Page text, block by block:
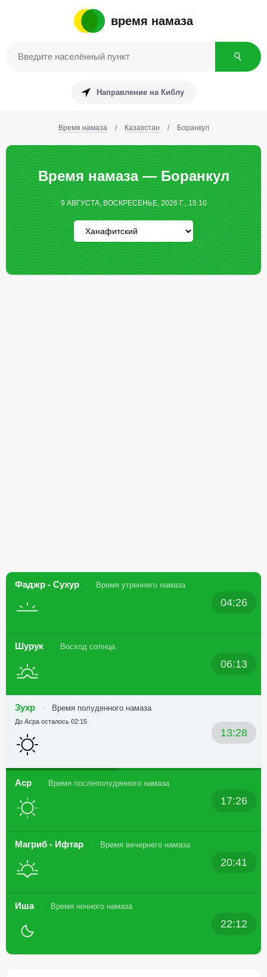
время намаза
Направление на Киблу
Время намаза / Казахстан / Боранкул
Время намаза — Боранкул
9 АВГУСТА, ВОСКРЕСЕНЬЕ, 2026 Г., 15:10
Фаджр - Сухур Время утреннего намаза
04:26
Шурук Восход солнца
06:13
Зухр Время полуденного намаза
13:28
До Асра осталось 02:15
Аср Время послеполуденного намаза
17:26
Магриб - Ифтар Время вечернего намаза
20:41
Иша Время ночного намаза
22:12